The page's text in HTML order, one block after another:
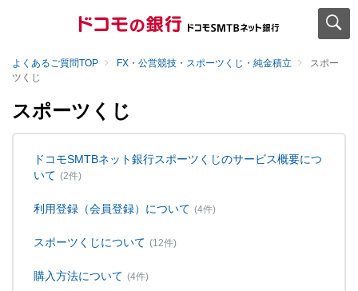
よくあるご質問TOP FX・公営競技・スポーツくじ・純金積立
スポー
ツくじ
スポーツくじ
ドコモSMTBネット銀行スポーツくじのサービス概要につ
いて (2件)
利用登録（会員登録）について (4件)
スポーツくじについて (12件)
購入方法について (4件)